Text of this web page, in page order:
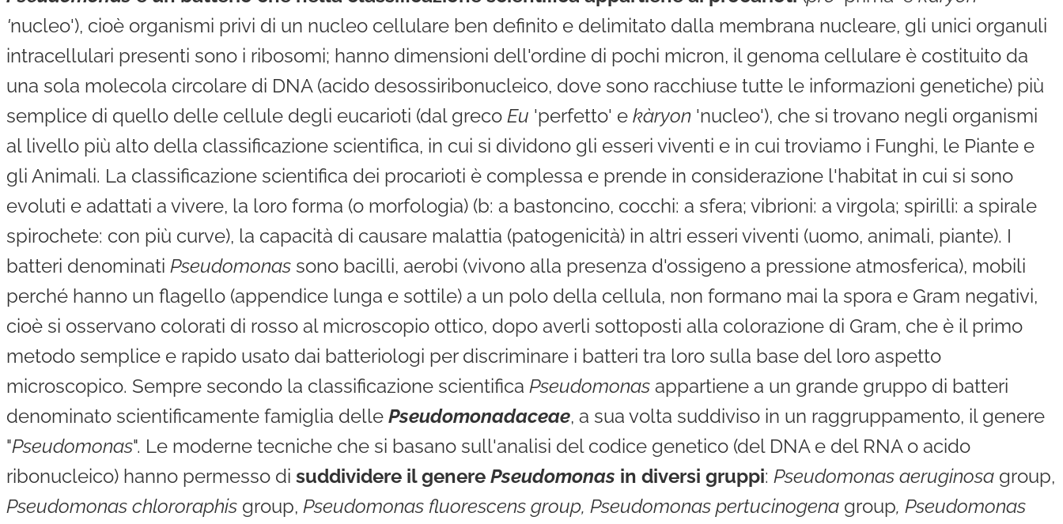
'nucleo'), cioè organismi privi di un nucleo cellulare ben definito e delimitato dalla membrana nucleare, gli unici organuli
intracellulari presenti sono i ribosomi; hanno dimensioni dell'ordine di pochi micron, il genoma cellulare è costituito da
una sola molecola circolare di DNA (acido desossiribonucleico, dove sono racchiuse tutte le informazioni genetiche) più
semplice di quello delle cellule degli eucarioti (dal greco Eu 'perfetto' e kàryon 'nucleo'), che si trovano negli organismi
al livello più alto della classificazione scientifica, in cui si dividono gli esseri viventi e in cui troviamo i Funghi, le Piante e
gli Animali. La classificazione scientifica dei procarioti è complessa e prende in considerazione l'habitat in cui si sono
evoluti e adattati a vivere, la loro forma (o morfologia) (b: a bastoncino, cocchi: a sfera; vibrioni: a virgola; spirilli: a spirale
spirochete: con più curve), la capacità di causare malattia (patogenicità) in altri esseri viventi (uomo, animali, piante). I
batteri denominati Pseudomonas sono bacilli, aerobi (vivono alla presenza d'ossigeno a pressione atmosferica), mobili
perché hanno un flagello (appendice lunga e sottile) a un polo della cellula, non formano mai la spora e Gram negativi,
cioè si osservano colorati di rosso al microscopio ottico, dopo averli sottoposti alla colorazione di Gram, che è il primo
metodo semplice e rapido usato dai batteriologi per discriminare i batteri tra loro sulla base del loro aspetto
microscopico. Sempre secondo la classificazione scientifica Pseudomonas appartiene a un grande gruppo di batteri
denominato scientificamente famiglia delle Pseudomonadaceae, a sua volta suddiviso in un raggruppamento, il genere
"Pseudomonas". Le moderne tecniche che si basano sull'analisi del codice genetico (del DNA e del RNA o acido
ribonucleico) hanno permesso di suddividere il genere Pseudomonas in diversi gruppi: Pseudomonas aeruginosa group,
Pseudomonas chlororaphis group, Pseudomonas fluorescens group, Pseudomonas pertucinogena group, Pseudomonas